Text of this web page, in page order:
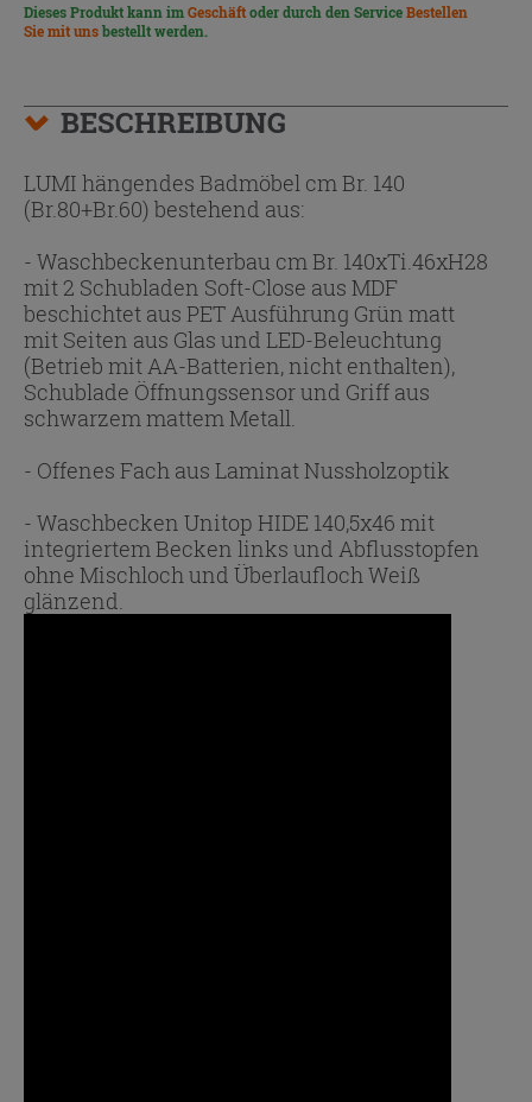
Dieses Produkt kann imGeschäftoder durch den ServiceBestellen
Sie mit unsbestellt werden.
BESCHREIBUNG
LUMI hängendes Badmöbel cm Br. 140
(Br.80+Br.60) bestehend aus:
- Waschbeckenunterbau cm Br. 140xTi.46xH28
mit 2 Schubladen Soft-Close aus MDF
beschichtet aus PET Ausführung Grün matt
mit Seiten aus Glas und LED-Beleuchtung
(Betrieb mit AA-Batterien, nicht enthalten),
Schublade Öffnungssensor und Griff aus
schwarzem mattem Metall.
- Offenes Fach aus Laminat Nussholzoptik
- Waschbecken Unitop HIDE 140,5x46 mit
integriertem Becken links und Abflusstopfen
ohne Mischloch und Überlaufloch Weiß
glänzend.